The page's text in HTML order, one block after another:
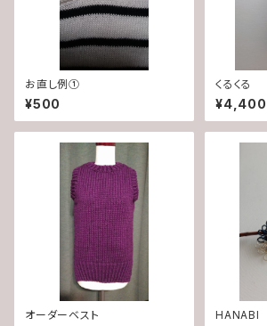
お直し例①
¥500
くるくる
¥4,400
オーダーベスト HANABI